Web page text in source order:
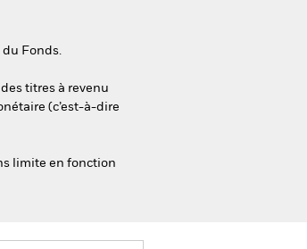
du Fonds.
titres à revenu
(c’est-à-dire
limite en fonction